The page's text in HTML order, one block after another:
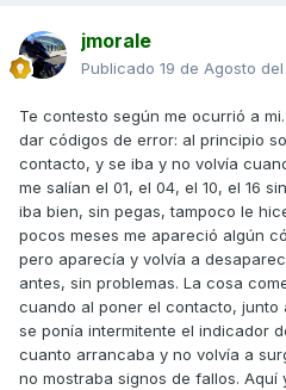
jmorale
Publicado 19 de Agosto del
Te contesto según me ocurrió a
dar códigos de error: al principio
contacto, y se iba y no volvía
me salían el 01, el 04, el 10, el 16
iba bien, sin pegas, tampoco le
pocos meses me apareció algún
pero aparecía y volvía a
antes, sin problemas. La cosa
cuando al poner el contacto, junto
se ponía intermitente el indicador
cuanto arrancaba y no volvía a
no mostraba signos de fallos. Aquí